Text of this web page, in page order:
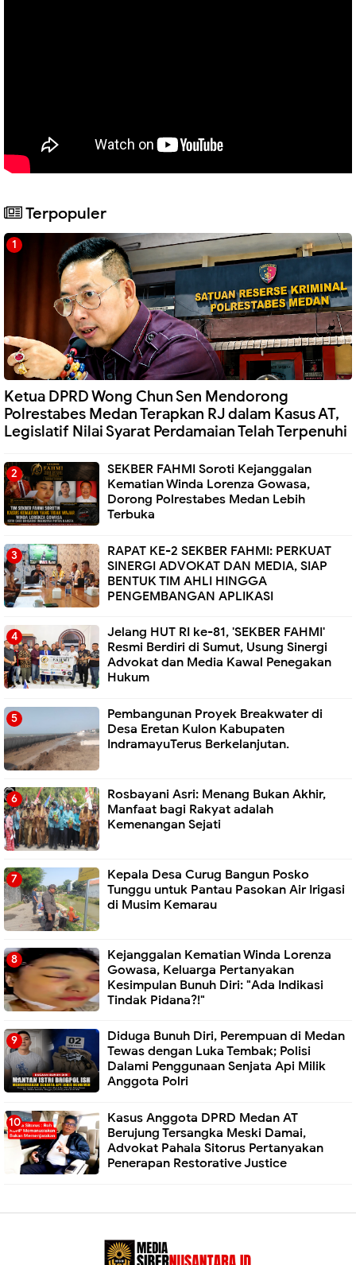
Terpopuler
Ketua DPRD Wong Chun Sen Mendorong
Polrestabes Medan Terapkan RJ dalam Kasus AT,
Legislatif Nilai Syarat Perdamaian Telah Terpenuhi
SEKBER FAHMI Soroti Kejanggalan
Kematian Winda Lorenza Gowasa,
Dorong Polrestabes Medan Lebih
Terbuka
RAPAT KE-2 SEKBER FAHMI: PERKUAT
SINERGI ADVOKAT DAN MEDIA, SIAP
BENTUK TIM AHLI HINGGA
PENGEMBANGAN APLIKASI
Jelang HUT RI ke-81, 'SEKBER FAHMI'
Resmi Berdiri di Sumut, Usung Sinergi
Advokat dan Media Kawal Penegakan
Hukum
Pembangunan Proyek Breakwater di
Desa Eretan Kulon Kabupaten
IndramayuTerus Berkelanjutan.
Rosbayani Asri: Menang Bukan Akhir,
Manfaat bagi Rakyat adalah
Kemenangan Sejati
Kepala Desa Curug Bangun Posko
Tunggu untuk Pantau Pasokan Air Irigasi
di Musim Kemarau
Kejanggalan Kematian Winda Lorenza
Gowasa, Keluarga Pertanyakan
Kesimpulan Bunuh Diri: "Ada Indikasi
Tindak Pidana?!"
Diduga Bunuh Diri, Perempuan di Medan
Tewas dengan Luka Tembak; Polisi
Dalami Penggunaan Senjata Api Milik
Anggota Polri
Kasus Anggota DPRD Medan AT
Berujung Tersangka Meski Damai,
Advokat Pahala Sitorus Pertanyakan
Penerapan Restorative Justice